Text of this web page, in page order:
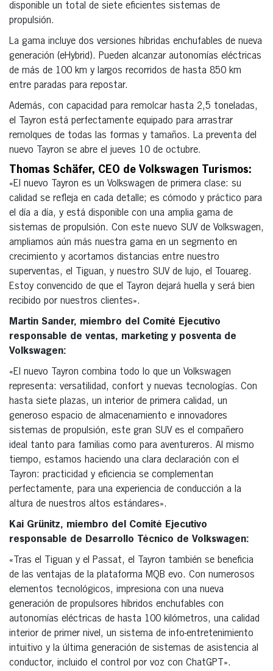
disponible un total de siete eficientes sistemas de
propulsión.
La gama incluye dos versiones híbridas enchufables de nueva
generación (eHybrid). Pueden alcanzar autonomías eléctricas
de más de 100 km y largos recorridos de hasta 850 km
entre paradas para repostar.
Además, con capacidad para remolcar hasta 2,5 toneladas,
el Tayron está perfectamente equipado para arrastrar
remolques de todas las formas y tamaños. La preventa del
nuevo Tayron se abre el jueves 10 de octubre.
Thomas Schäfer, CEO de Volkswagen Turismos:
«El nuevo Tayron es un Volkswagen de primera clase: su
calidad se refleja en cada detalle; es cómodo y práctico para
el día a día, y está disponible con una amplia gama de
sistemas de propulsión. Con este nuevo SUV de Volkswagen,
ampliamos aún más nuestra gama en un segmento en
crecimiento y acortamos distancias entre nuestro
superventas, el Tiguan, y nuestro SUV de lujo, el Touareg.
Estoy convencido de que el Tayron dejará huella y será bien
recibido por nuestros clientes».
Martin Sander, miembro del Comité Ejecutivo
responsable de ventas, marketing y posventa de
Volkswagen:
«El nuevo Tayron combina todo lo que un Volkswagen
representa: versatilidad, confort y nuevas tecnologías. Con
hasta siete plazas, un interior de primera calidad, un
generoso espacio de almacenamiento e innovadores
sistemas de propulsión, este gran SUV es el compañero
ideal tanto para familias como para aventureros. Al mismo
tiempo, estamos haciendo una clara declaración con el
Tayron: practicidad y eficiencia se complementan
perfectamente, para una experiencia de conducción a la
altura de nuestros altos estándares».
Kai Grünitz, miembro del Comité Ejecutivo
responsable de Desarrollo Técnico de Volkswagen:
«Tras el Tiguan y el Passat, el Tayron también se beneficia
de las ventajas de la plataforma MQB evo. Con numerosos
elementos tecnológicos, impresiona con una nueva
generación de propulsores híbridos enchufables con
autonomías eléctricas de hasta 100 kilómetros, una calidad
interior de primer nivel, un sistema de info-entretenimiento
intuitivo y la última generación de sistemas de asistencia al
conductor, incluido el control por voz con ChatGPT».